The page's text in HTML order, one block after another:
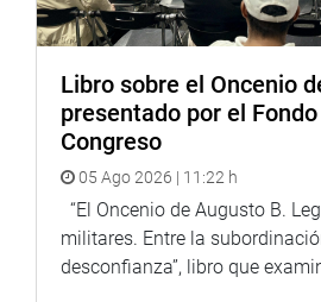
Libro sobre el Oncenio
presentado por el
Congreso
05 Ago 2026 | 11:22 h
“El Oncenio de Augusto B.
militares. Entre la
desconfianza”, libro que